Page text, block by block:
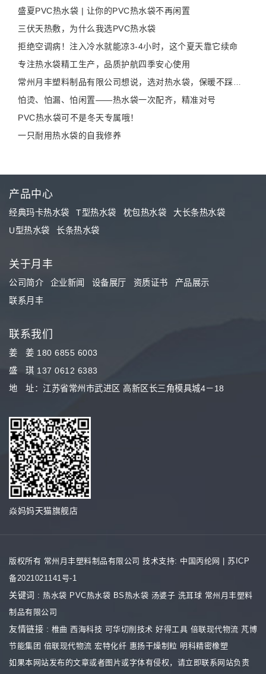
盛夏PVC热水袋 | 让你的PVC热水袋不再闲置
三伏天热敷，为什么我选PVC热水袋
拒绝空调病！注入冷水就能凉3-4小时，这个夏天靠它续命
专注热水袋精工生产，品质护航四季安心使用
怕烫、怕漏、怕闲置——热水袋一次配齐，精准对号
PVC热水袋可不是冬天专属哦！
一只耐用热水袋的自我修养
产品中心
经典玛卡热水袋 T型热水袋 枕包热水袋
大长条热水袋
U型热水袋
长条热水袋
关于月丰
公司简介 企业新闻 设备展厅 资质证书
产品展示
联系月丰
联系我们
姜 姜 180 6855 6003
盛 琪 137 0612 6383
地 址：江苏省常州市武进区 高新区长三角模具城4－18
焱妈妈天猫旗舰店
版权所有 常州月丰塑料制品有限公司 技术支持: 中国丙纶网
苏ICP
备2021021141号-1
关键词 : 热水袋 PVC热水袋 BS热水袋 汤婆子 洗耳球 常州月丰塑料
制品有限公司
友情链接 : 椎曲 西海科技 可华切削技术 好得工具 倍联现代物流 芃博
节能集团 倍联现代物流 宏特化纤 惠扬干燥制粒 明科精密橡塑
如果本网站发布的文章或者图片或字体有侵权，请立即联系网站负责